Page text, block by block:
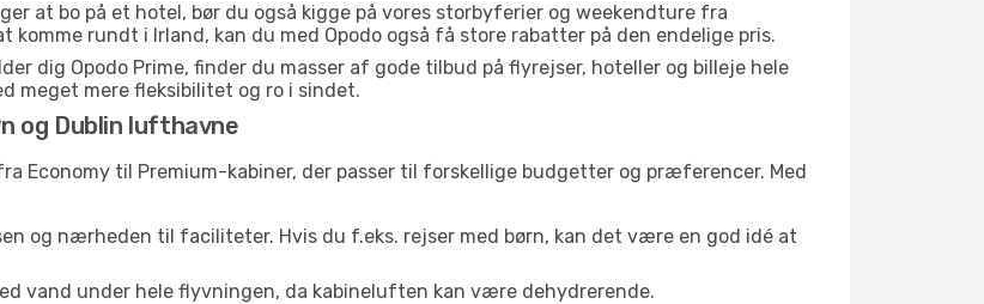
at bo på et hotel, bør du også kigge på vores storbyferier og weekendture fra
komme rundt i Irland, kan du med Opodo også få store rabatter på den endelige pris.
dig Opodo Prime, finder du masser af gode tilbud på flyrejser, hoteller og billeje hele
meget mere fleksibilitet og ro i sindet.
og Dublin lufthavne
Economy til Premium-kabiner, der passer til forskellige budgetter og præferencer. Med
og nærheden til faciliteter. Hvis du f.eks. rejser med børn, kan det være en god idé at
vand under hele flyvningen, da kabineluften kan være dehydrerende.